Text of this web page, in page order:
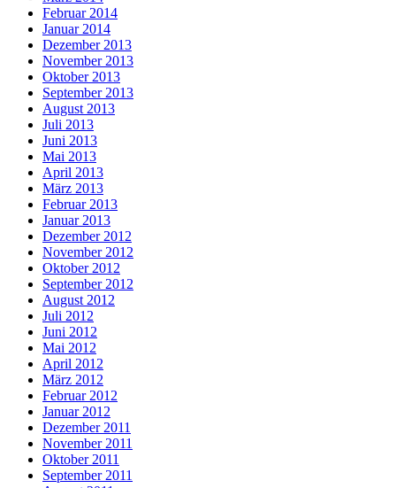
Februar 2014
Januar 2014
Dezember 2013
November 2013
Oktober 2013
September 2013
August 2013
Juli 2013
Juni 2013
Mai 2013
April 2013
März 2013
Februar 2013
Januar 2013
Dezember 2012
November 2012
Oktober 2012
September 2012
August 2012
Juli 2012
Juni 2012
Mai 2012
April 2012
März 2012
Februar 2012
Januar 2012
Dezember 2011
November 2011
Oktober 2011
September 2011